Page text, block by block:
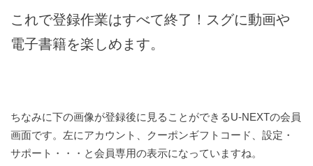
これで登録作業はすべて終了！スグに動画や
電子書籍を楽しめます。
ちなみに下の画像が登録後に見ることができるU-NEXTの会員
画面です。左にアカウント、クーポンギフトコード、設定・
サポート・・・と会員専用の表示になっていますね。